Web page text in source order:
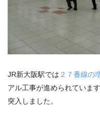
JR新大阪駅では ２７番線の
アル工事が進められていま
突入しました。